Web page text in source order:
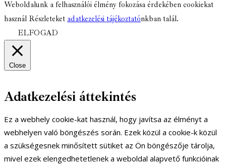
Weboldalunk a felhasználói élmény fokozása érdekében cookiekat
használ Részleteket adatkezelési tájékoztatónkban talál.
ELFOGAD
Close
Adatkezelési áttekintés
Ez a webhely cookie-kat használ, hogy javítsa az élményt a
webhelyen való böngészés során. Ezek közül a cookie-k közül
a szükségesnek minősített sütiket az Ön böngészője tárolja,
mivel ezek elengedhetetlenek a weboldal alapvető funkcióinak